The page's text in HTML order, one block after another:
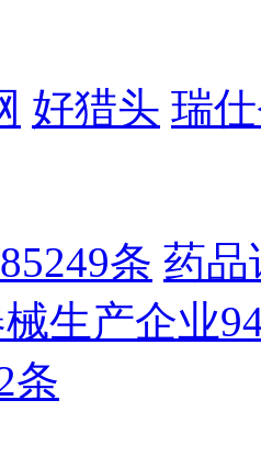
好猎头 瑞
条 药品
生产企业
条